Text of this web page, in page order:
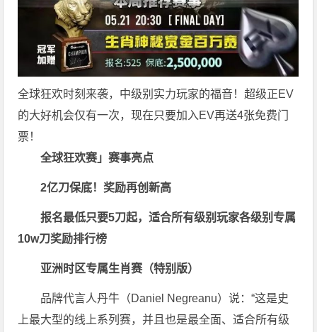
全球狂欢时刻来袭，中级别实力玩家的福音！超级正EV
的大好机会仅有一次，现在只要加入EV再送4张免费门
票！
全球狂欢赛」赛事亮点
2亿刀保底！奖励再创新高
报名最低只要5刀起，适合所有级别玩家各级别专属
10w刀奖励排行榜
亚洲时区专属生肖赛（特别版）
品牌代言人丹牛（Daniel Negreanu）说：“这是史
上最大型的线上系列赛，并且也是最全面、适合所有级